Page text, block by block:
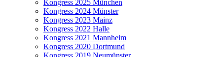
Kongress 2025 München
Kongress 2024 Münster
Kongress 2023 Mainz
Kongress 2022 Halle
Kongress 2021 Mannheim
Kongress 2020 Dortmund
Kongress 2019 Neumünster